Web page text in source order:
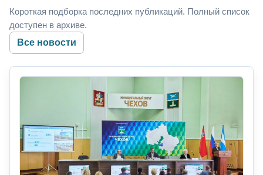
Короткая подборка последних публикаций. Полный список
доступен в архиве.
Все новости